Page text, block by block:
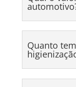
Quanto